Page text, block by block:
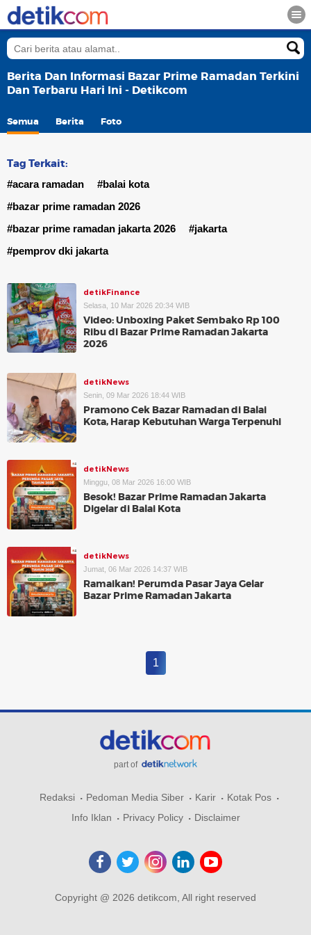
Berita Dan Informasi Bazar Prime Ramadan Terkini
Dan Terbaru Hari Ini - Detikcom
Semua Berita Foto
Tag Terkait:
#acara ramadan
#balai kota
#bazar prime ramadan 2026
#bazar prime ramadan jakarta 2026
#jakarta
#pemprov dki jakarta
detikFinance
Selasa, 10 Mar 2026 20:34 WIB
Video: Unboxing Paket Sembako Rp 100
Ribu di Bazar Prime Ramadan Jakarta
2026
detikNews
Senin, 09 Mar 2026 18:44 WIB
Pramono Cek Bazar Ramadan di Balai
Kota, Harap Kebutuhan Warga Terpenuhi
detikNews
Minggu, 08 Mar 2026 16:00 WIB
Besok! Bazar Prime Ramadan Jakarta
Digelar di Balai Kota
detikNews
Jumat, 06 Mar 2026 14:37 WIB
Ramaikan! Perumda Pasar Jaya Gelar
Bazar Prime Ramadan Jakarta
1
part of
Redaksi Pedoman Media Siber Karir
Kotak Pos
Info Iklan
Privacy Policy Disclaimer
Copyright @ 2026 detikcom, All right reserved